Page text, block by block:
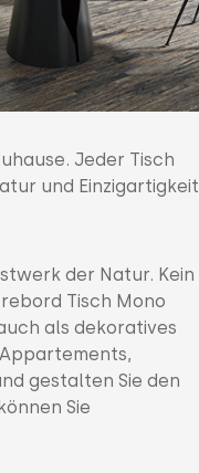
Jeder Tisch
und Einzigartigkeit
der Natur. Kein
Tisch Mono
als dekoratives
gestalten Sie den
Sie